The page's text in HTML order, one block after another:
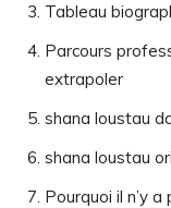
Tableau
Parcours
extrapoler
shana loustau
shana loustau
Pourquoi il n’y